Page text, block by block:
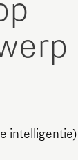
startups
idee?
Financials
intelligentie)